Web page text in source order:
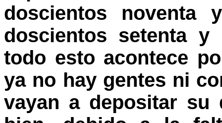
doscientos noventa
doscientos setenta
todo esto acontece
ya no hay gentes ni
vayan a depositar su